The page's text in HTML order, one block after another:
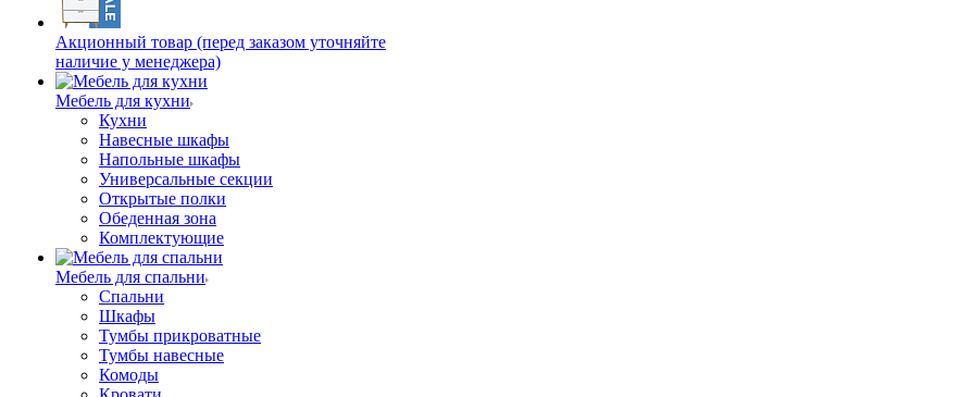
Акционный товар (перед заказом уточняйте
наличие у менеджера)
Мебель для кухни
Кухни
Навесные шкафы
Напольные шкафы
Универсальные секции
Открытые полки
Обеденная зона
Комплектующие
Мебель для спальни
Спальни
Шкафы
Тумбы прикроватные
Тумбы навесные
Комоды